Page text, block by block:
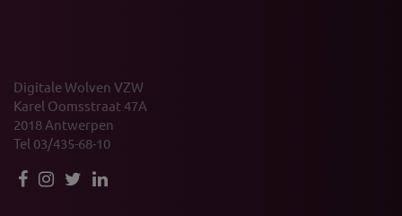
Digitale Wolven VZW
Karel Oomsstraat 47A
2018 Antwerpen
Tel 03/435-68-10